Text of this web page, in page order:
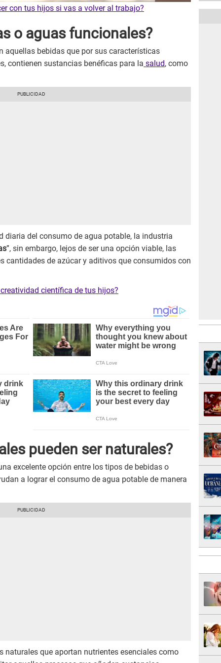
con tus hijos si vas a volver al trabajo?
o aguas funcionales?
aquellas bebidas que por sus características
contienen sustancias benéficas para la salud, como
diaria del consumo de agua potable, la industria
”, sin embargo, lejos de ser una opción viable, las
cantidades de azúcar y aditivos que consumidos con
científica de tus hijos?
pueden ser naturales?
excelente opción entre los tipos de bebidas o
a lograr el consumo de agua potable de manera
naturales que aportan nutrientes esenciales como